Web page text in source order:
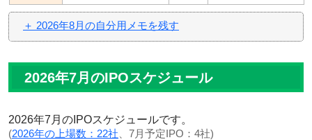
7/15 チャットプラス（598A）の上場日です。
7/15 アイ・グリッド・ソリューションズ（603A）
7/13 ビーエイブル（604A）にSBIネオトレード証券から
申込が可能になりました。
＋ 2026年8月の自分用メモを残す
2026年7月のIPOスケジュール
2026年7月のIPOスケジュールです。
(2026年の上場数：22社 、7月予定IPO：4社)